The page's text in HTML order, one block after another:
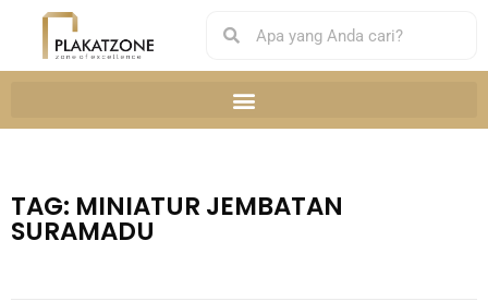
TAG: MINIATUR JEMBATAN
SURAMADU